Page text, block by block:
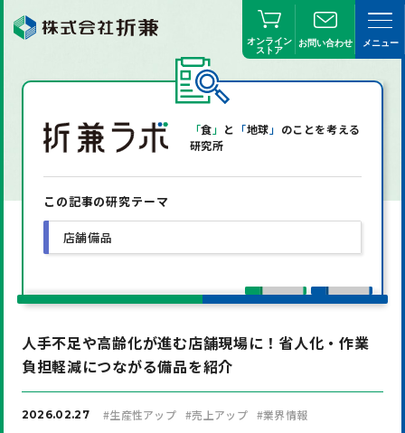
オンライン
ストア
お問い合わせ メニュー
「食 」 と 「地球 」 のことを考える
研究所
この記事の研究テーマ
店舗備品
人手不足や高齢化が進む店舗現場に！省人化・作業
負担軽減につながる備品を紹介
2026.02.27 #生産性アップ #売上アップ #業界情報